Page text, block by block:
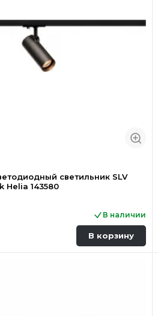
светильник SLV
Helia 143580
В наличии
В корзину